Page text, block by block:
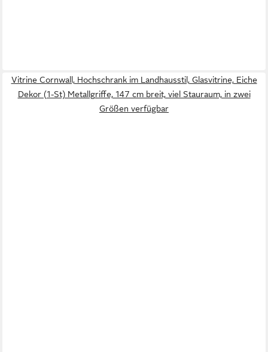
Vitrine Cornwall, Hochschrank im Landhausstil, Glasvitrine, Eiche
Dekor (1-St) Metallgriffe, 147 cm breit, viel Stauraum, in zwei
Größen verfügbar